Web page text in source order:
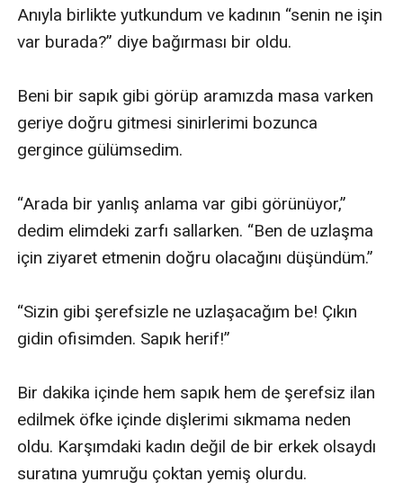
Anıyla birlikte yutkundum ve kadının “senin ne işin
var burada?” diye bağırması bir oldu.
Beni bir sapık gibi görüp aramızda masa varken
geriye doğru gitmesi sinirlerimi bozunca
gergince gülümsedim.
“Arada bir yanlış anlama var gibi görünüyor,”
dedim elimdeki zarfı sallarken. “Ben de uzlaşma
için ziyaret etmenin doğru olacağını düşündüm.”
“Sizin gibi şerefsizle ne uzlaşacağım be! Çıkın
gidin ofisimden. Sapık herif!”
Bir dakika içinde hem sapık hem de şerefsiz ilan
edilmek öfke içinde dişlerimi sıkmama neden
oldu. Karşımdaki kadın değil de bir erkek olsaydı
suratına yumruğu çoktan yemiş olurdu.